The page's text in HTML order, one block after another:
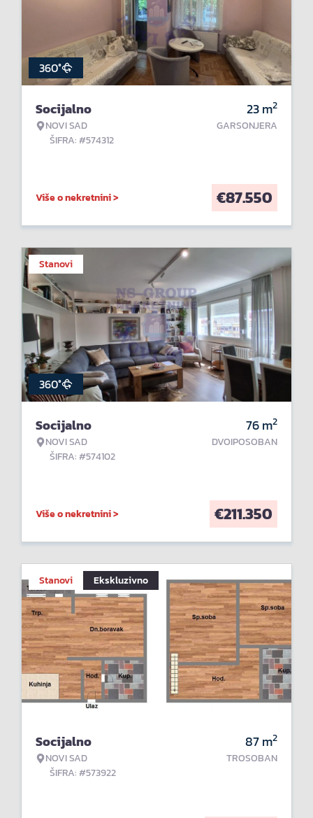
360°
Socijalno
NOVI SAD
ŠIFRA: #574312
23m2
GARSONJERA
Više o nekretnini > €87.550
Stanovi
360°
Socijalno
NOVI SAD
ŠIFRA: #574102
76m2
DVOIPOSOBAN
Više o nekretnini > €211.350
Stanovi Ekskluzivno
Socijalno
NOVI SAD
ŠIFRA: #573922
87m2
TROSOBAN